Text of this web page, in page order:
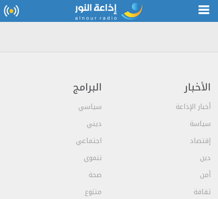
الأخبار
أخبار الإذاعة
سياسة
إقتصاد
دين
أمن
ثقافة
البرامج
سياسي
ديني
اجتماعي
تنموي
صحة
متنوع